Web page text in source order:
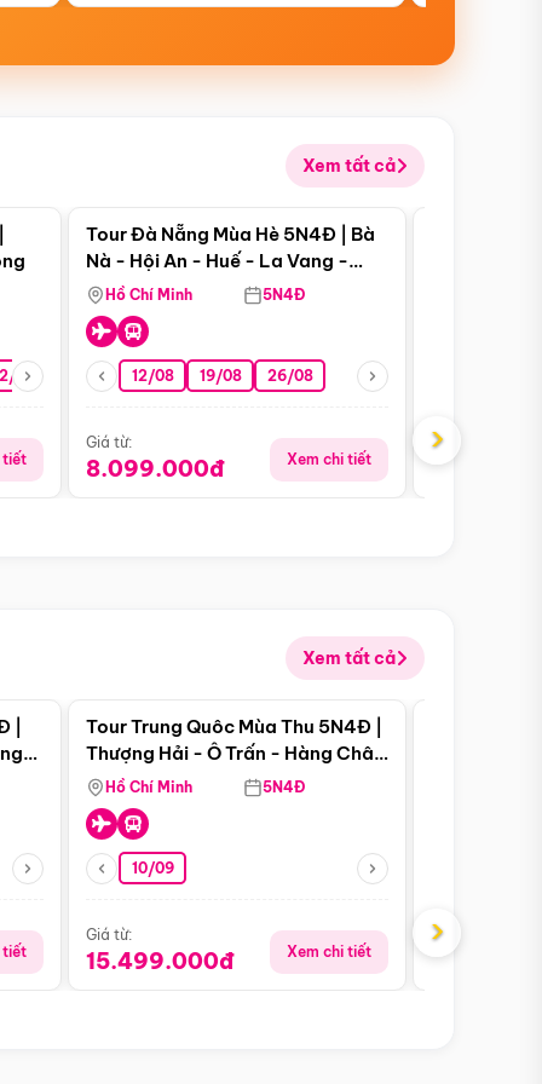
Xem tất cả
08 26/08 05/09 09/09 12/09
tiết
Điểm nổi bật
Tour Đà Nẵng Mùa Hè 5N4Đ | Bà
Nà - Hội An - Huế - La Vang -
Động Thiên Đường
Hồ Chí Minh 5N4Đ
12/08 19/08 26/08
Giá từ:
8.099.000đ Xem chi tiết
Giá từ:
›
Xem tất cả
|
tiết
Điểm nổi bật
Tour Trung Quôc Mùa Thu 5N4Đ |
Thượng Hải - Ô Trấn - Hàng Châu
(Tour Không Shopping)
Hồ Chí Minh 5N4Đ
10/09
Giá từ:
15.499.000đ Xem chi tiết
Giá từ:
›